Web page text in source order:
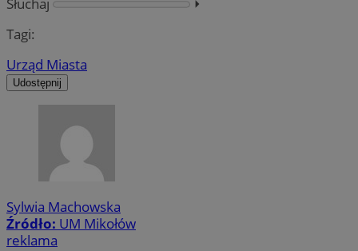
Tagi:
Urząd Miasta
Udostępnij
Sylwia Machowska
Źródło: UM Mikołów
reklama